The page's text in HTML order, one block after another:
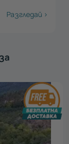
Разгледай >